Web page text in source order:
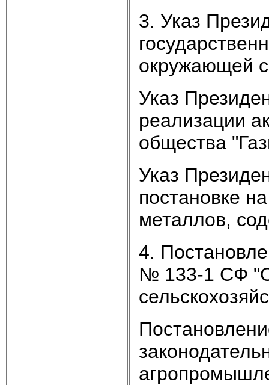
3. Указ
окружающей
Указ
реализации
общества
Указ
постановке
металлов,
4.
№ 133-1 СФ "О